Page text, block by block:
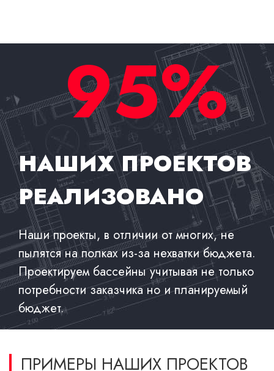
95%
НАШИХ ПРОЕКТОВ
РЕАЛИЗОВАНО
Наши проекты, в отличии от многих, не
пылятся на полках из-за нехватки бюджета.
Проектируем бассейны учитывая не только
потребности заказчика но и планируемый
бюджет.
ПРИМЕРЫ НАШИХ ПРОЕКТОВ